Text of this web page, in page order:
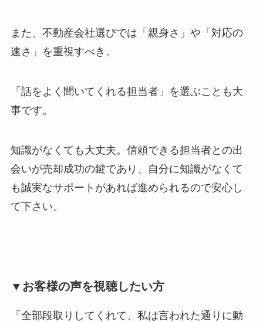
また、不動産会社選びでは「親身さ」や「対応の
速さ」を重視すべき。
「話をよく聞いてくれる担当者」を選ぶことも大
事です。
知識がなくても大丈夫。信頼できる担当者との出
会いが売却成功の鍵であり、自分に知識がなくて
も誠実なサポートがあれば進められるので安心し
て下さい。
▼ お客様の声を視聴したい方
「全部段取りしてくれて、私は言われた通りに動